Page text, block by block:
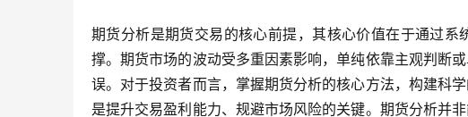
期货分析是期货交易的核心前提，其核心价值在于通过
撑。期货市场的波动受多重因素影响，单纯依靠主观判断
误。对于投资者而言，掌握期货分析的核心方法，构建科
是提升交易盈利能力、规避市场风险的关键。期货分析并